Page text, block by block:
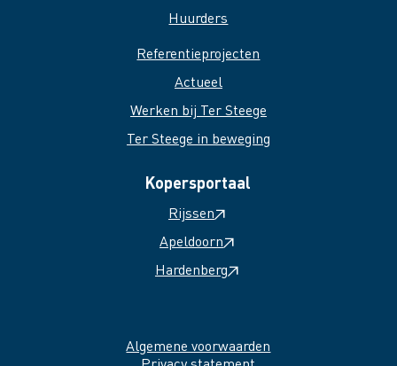
Huurders
Referentieprojecten
Actueel
Werken bij Ter Steege
Ter Steege in beweging
Kopersportaal
Rijssen
Apeldoorn
Hardenberg
Algemene voorwaarden